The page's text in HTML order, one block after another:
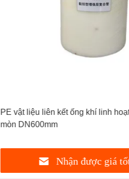
PE vật liệu liên kết ống khí linh
mòn DN600mm
Nhận được giá